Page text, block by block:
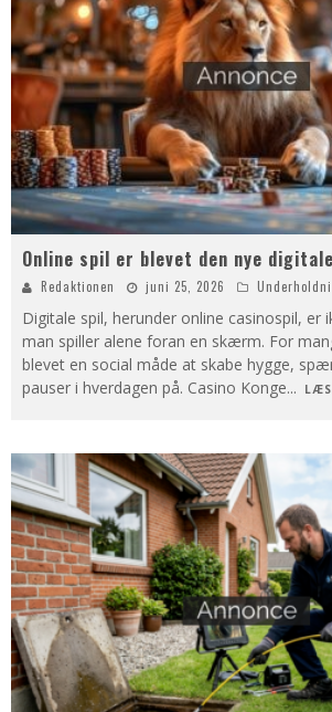
Online spil er blevet den nye
Redaktionen juni 25, 2026
Digitale spil, herunder online casinospil, er
man spiller alene foran en skærm. For
blevet en social måde at skabe hygge,
pauser i hverdagen på. Casino Konge...